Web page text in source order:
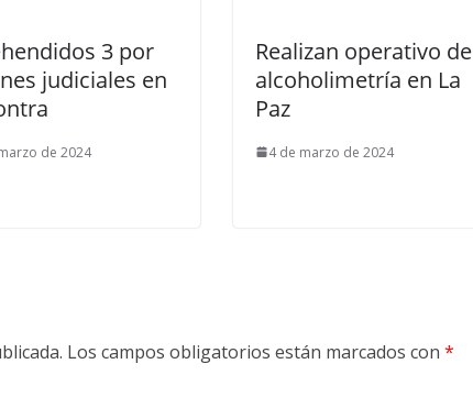
3 por
judiciales en
de 2024
Realizan operativo de
alcoholimetría en La
Paz
4 de marzo de 2024
Los campos obligatorios están marcados con *